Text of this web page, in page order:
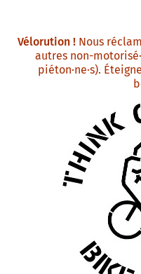
Vélorution ! Nous
autres non-
piéton·ne·s).